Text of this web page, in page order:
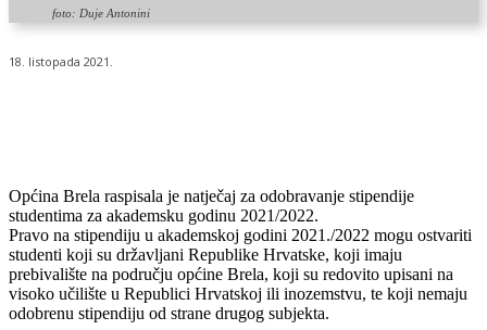
foto: Duje Antonini
18. listopada 2021.
Općina Brela raspisala je natječaj za odobravanje stipendije
studentima za akademsku godinu 2021/2022.
Pravo na stipendiju u akademskoj godini 2021./2022 mogu ostvariti
studenti koji su državljani Republike Hrvatske, koji imaju
prebivalište na području općine Brela, koji su redovito upisani na
visoko učilište u Republici Hrvatskoj ili inozemstvu, te koji nemaju
odobrenu stipendiju od strane drugog subjekta.